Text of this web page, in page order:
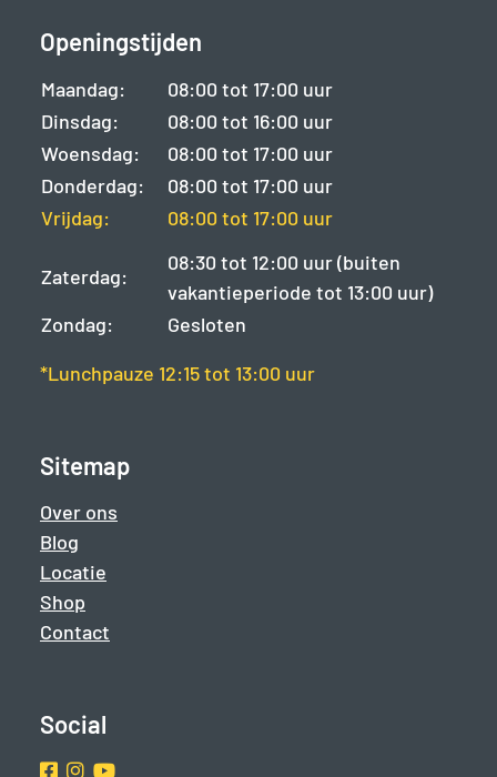
Openingstijden
Maandag:
08:00 tot 17:00 uur
Dinsdag:
08:00 tot 16:00 uur
Woensdag:
08:00 tot 17:00 uur
Donderdag:
08:00 tot 17:00 uur
Vrijdag:
08:00 tot 17:00 uur
Zaterdag:
08:30 tot 12:00 uur (buiten
vakantieperiode tot 13:00 uur)
Zondag:
Gesloten
*Lunchpauze 12:15 tot 13:00 uur
Sitemap
Over ons
Blog
Locatie
Shop
Contact
Social
Facebook
Instragram
Youtube